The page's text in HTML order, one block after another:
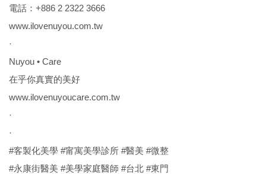
電話：+886 2 2322 3666
www.ilovenuyou.com.tw
·
Nuyou • Care
在乎你真實的美好
www.ilovenuyoucare.com.tw
·
·
#客製化美學 #甯寓美學診所 #醫美 #微整
#永康街醫美 #美學家庭醫師 #台北 #東門